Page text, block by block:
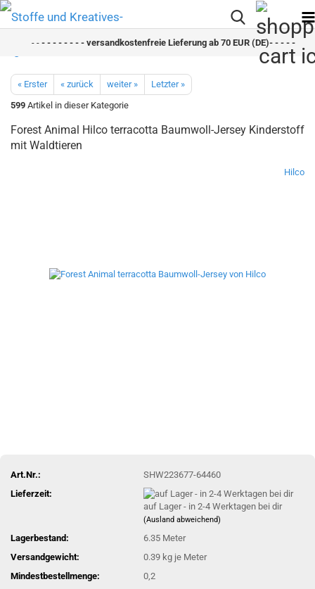
- - - - - - - - versandkostenfreie Lieferung ab 70 EUR (DE)- - - - - - - -
« Erster « zurück weiter »
Letzter »
599 Artikel in dieser Kategorie
Forest Animal Hilco terracotta Baumwoll-Jersey Kinderstoff
mit Waldtieren
Hilco
Art.Nr.:
SHW223677-64460
Lieferzeit:
auf Lager - in 2-4 Werktagen bei dir
(Ausland abweichend)
Lagerbestand: 6.35 Meter
Versandgewicht:
0.39 kg je Meter
Mindestbestellmenge:
0,2